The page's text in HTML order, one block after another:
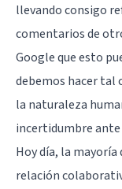
llevando consigo
comentarios de
Google que esto
debemos hacer tal
la naturaleza
incertidumbre ante
Hoy día, la
relación